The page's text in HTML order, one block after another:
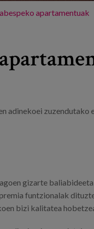
apartamentuak
adinekoei
gizarte
funtzionalak
bizi kalitatea